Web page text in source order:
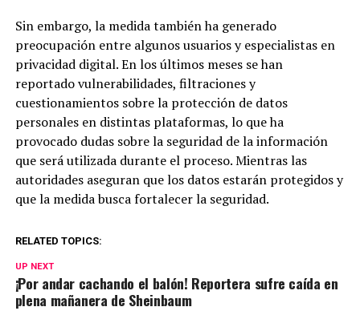
Sin embargo, la medida también ha generado
preocupación entre algunos usuarios y especialistas en
privacidad digital. En los últimos meses se han
reportado vulnerabilidades, filtraciones y
cuestionamientos sobre la protección de datos
personales en distintas plataformas, lo que ha
provocado dudas sobre la seguridad de la información
que será utilizada durante el proceso. Mientras las
autoridades aseguran que los datos estarán protegidos y
que la medida busca fortalecer la seguridad.
RELATED TOPICS:
UP NEXT
¡Por andar cachando el balón! Reportera sufre caída en
plena mañanera de Sheinbaum